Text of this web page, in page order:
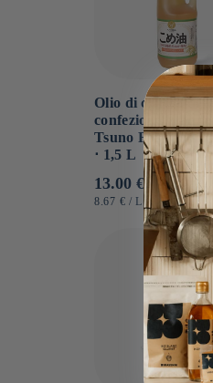
Olio di crusca di
confezione grande ⋅
Tsuno Food
⋅ 1,5 L
Prezzo
di
13.00 €
PREZZO
UNITARIO
8.67 € / PER
L